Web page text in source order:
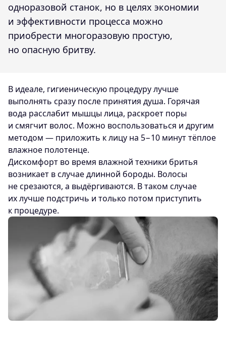
одноразовой станок, но в целях экономии
и эффективности процесса можно
приобрести многоразовую простую,
но опасную бритву.
В идеале, гигиеническую процедуру лучше
выполнять сразу после принятия душа. Горячая
вода расслабит мышцы лица, раскроет поры
и смягчит волос. Можно воспользоваться и другим
методом — приложить к лицу на 5−10 минут тёплое
влажное полотенце.
Дискомфорт во время влажной техники бритья
возникает в случае длинной бороды. Волосы
не срезаются, а выдёргиваются. В таком случае
их лучше подстричь и только потом приступить
к процедуре.